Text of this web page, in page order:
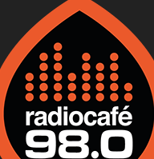
Apr 9, 2026 • 00:37:17
Apr 3, 2026 • 00:36:07